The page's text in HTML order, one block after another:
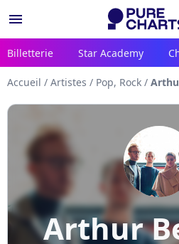
menu
Billetterie Star Academy
Accueil / Artistes / Pop, Rock /
Arthur